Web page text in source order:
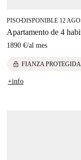
PISO■DISPONIBLE 12
Apartamento de 4
1890 €/al mes
lock FIANZA PROTEGIDA
+info